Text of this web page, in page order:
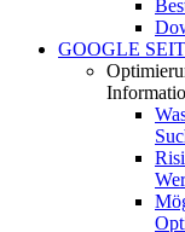
GOOGLE